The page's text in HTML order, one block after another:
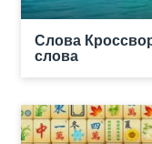
Слова
слова